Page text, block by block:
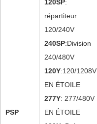
PSP
120SP:
répartiteur
120/240V
240SP:Division
240/480V
120Y:120/1208V
EN ÉTOILE
277Y: 277/480V
EN ÉTOILE